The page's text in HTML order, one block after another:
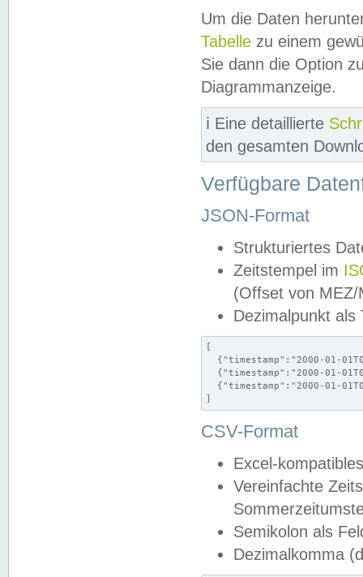
Um die Daten
Tabelle zu einem
Sie dann die Option
Diagrammanzeige.
ℹ️ Eine detaillierte
den gesamten
Verfügbare
JSON-Format
Strukturiertes
Zeitstempel im
(Offset von MEZ/
Dezimalpunkt als
[
{"timestamp":"2000-01-
{"timestamp":"2000-01-
{"timestamp":"2000-01-
]
CSV-Format
Excel-
Vereinfachte
Semikolon als
Dezimalkomma